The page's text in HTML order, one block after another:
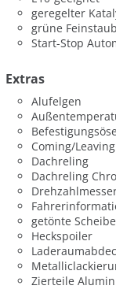
geregelter
grüne
Start-Stop
Extras
Alufelgen
Coming/
Dachreling
Dachreling
getönte
Heckspoiler
Zierteile